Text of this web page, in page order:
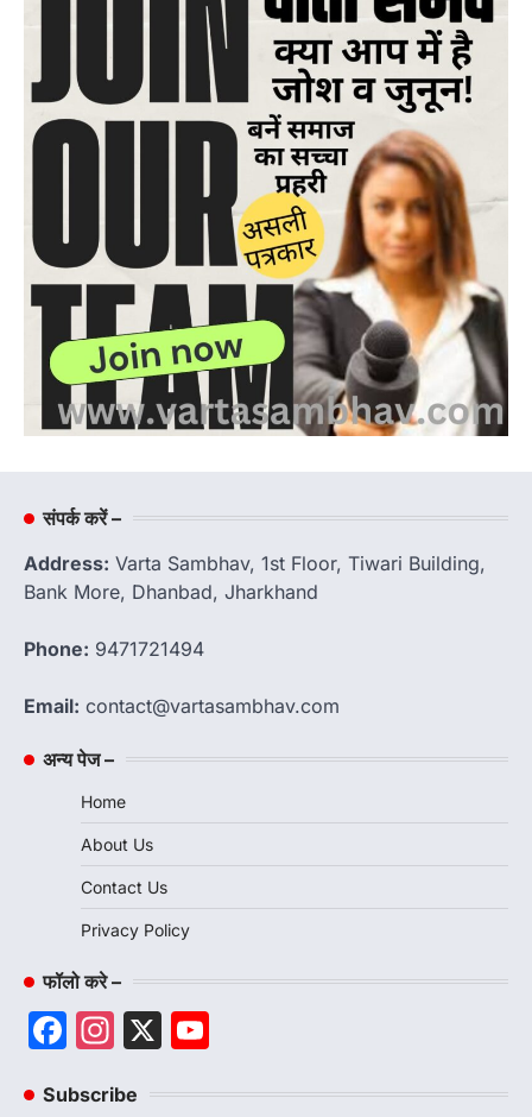
संपर्क करें –
Address: Varta Sambhav, 1st Floor, Tiwari Building,
Bank More, Dhanbad, Jharkhand
Phone: 9471721494
Email: contact@vartasambhav.com
अन्य पेज –
Home
About Us
Contact Us
Privacy Policy
फॉलो करे –
Facebook
Instagram
X
Subscribe